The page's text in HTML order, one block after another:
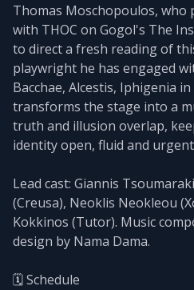
Thomas Moschopoulos, who
with THOC on Gogol's The
to direct a fresh reading of
playwright he has engaged
Bacchae, Alcestis, Iphigenia
transforms the stage into a
truth and illusion overlap,
identity open, fluid and
Lead cast: Giannis
(Creusa), Neoklis Neokleou
Kokkinos (Tutor). Music
design by Nama Dama.
🗓️ Schedule